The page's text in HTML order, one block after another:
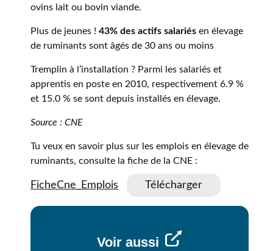
ovins lait ou bovin viande.
Plus de jeunes ! 43% des actifs salariés en élevage
de ruminants sont âgés de 30 ans ou moins
Tremplin à l’installation ? Parmi les salariés et
apprentis en poste en 2010, respectivement 6.9 %
et 15.0 % se sont depuis installés en élevage.
Source : CNE
Tu veux en savoir plus sur les emplois en élevage de
ruminants, consulte la fiche de la CNE :
FicheCne_Emplois Télécharger
Voir aussi